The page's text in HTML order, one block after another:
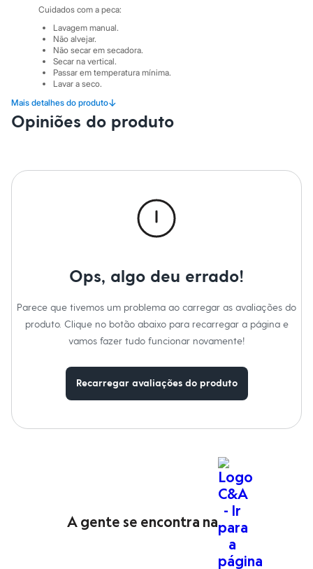
Calçados
Leggings
Shorts e Bermudas
Moda íntima
Calcinhas
Cintas e Modeladores
Meias
Pijamas
Sutiãs e Tops
Moda praia
Saídas de praia
Personagens
Shorts e Saias
Em alta
Dia dos Pais
Camisetas e Regatas
Casacos e Jaquetas
Mais detalhes do produto↓
Cuidados com a peca:
Lavagem manual.
Não alvejar.
Não secar em secadora.
Secar na vertical.
Passar em temperatura mínima.
Lavar a seco.
Opiniões do produto
Ops, algo deu errado!
Parece que tivemos um problema ao carregar as avaliações do
produto. Clique no botão abaixo para recarregar a página e
vamos fazer tudo funcionar novamente!
Recarregar avaliações do produto
A gente se encontra na